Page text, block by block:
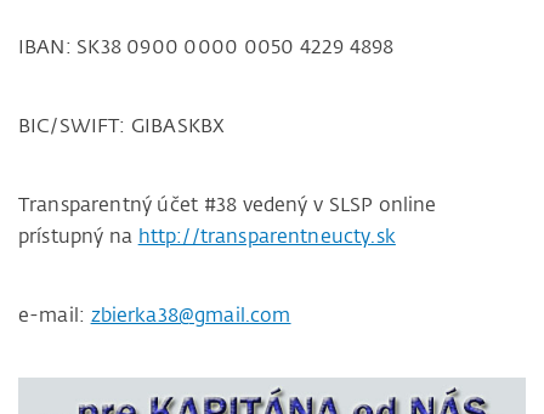
IBAN: SK38 0900 0000 0050 4229 4898
BIC/SWIFT: GIBASKBX
Transparentný účet #38 vedený v SLSP online
prístupný na http://transparentneucty.sk
e-mail: zbierka38@gmail.com